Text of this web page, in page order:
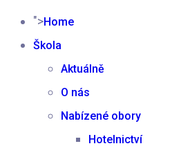
">Home
Škola
Aktuálně
O nás
Nabízené obory
Hotelnictví